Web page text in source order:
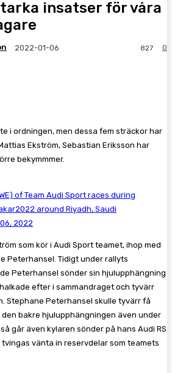
insatser för våra
2022-01-06 0
827
i ordningen, men dessa fem sträckor har
Ekström, Sebastian Eriksson har
bekymmmer.
of Team Audi Sport races during
around Riyadh, Saudi
2022
som kör i Audi Sport teamet, ihop med
Peterhansel. Tidigt under rallyts
Peterhansel sönder sin hjulupphängning
efter i sammandraget och tyvärr
Stephane Peterhansel skulle tyvärr få
bakre hjulupphängningen även under
går även kylaren sönder på hans Audi RS
vänta in reservdelar som teamets